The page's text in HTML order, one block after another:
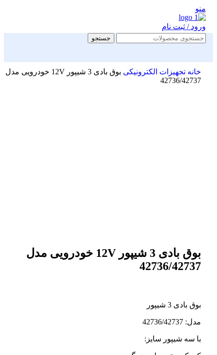
منو
ورود / ثبت نام
جستجو
خانه تجهیزات الکترونیکی
بوق بادی 3 شیپور 12V خودرویی مدل
42736/42737
بوق بادی 3 شیپور 12V خودرویی مدل
42736/42737
بوق بادی 3 شیپور
مدل: 42736/42737
با سه شیپور سایز: